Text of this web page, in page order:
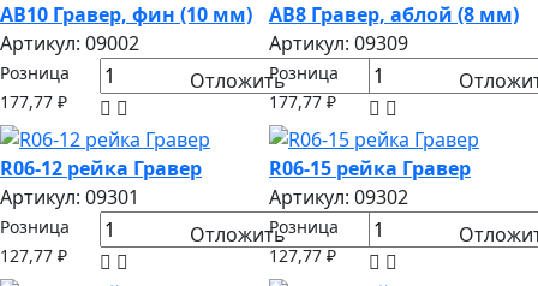
AB10 Гравер, фин (10 мм)
Артикул: 09002
Розница
177,77 ₽
Отложить
AB8 Гравер, аблой (8 мм)
Артикул: 09309
Розница
177,77 ₽
R06-12 рейка Гравер
Артикул: 09301
Розница
127,77 ₽
Отложить
R06-15 рейка Гравер
Артикул: 09302
Розница
127,77 ₽